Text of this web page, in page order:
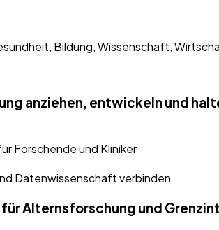
Bildung, Wissenschaft,
anziehen, entwickeln und
Forschende und Kliniker
Datenwissenschaft verbinden
Alternsforschung und